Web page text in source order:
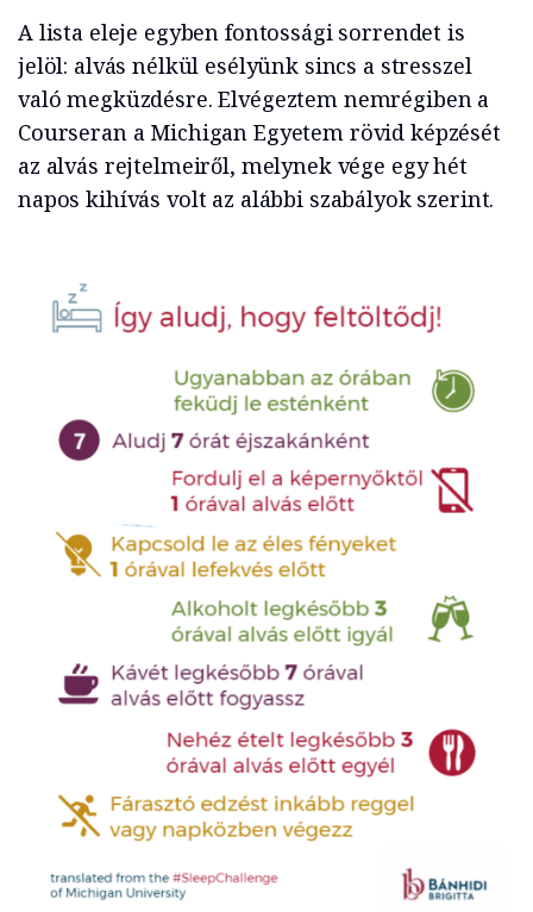
A lista eleje egyben fontossági sorrendet is
jelöl: alvás nélkül esélyünk sincs a stresszel
való megküzdésre. Elvégeztem nemrégiben a
Courseran a Michigan Egyetem rövid képzését
az alvás rejtelmeiről, melynek vége egy hét
napos kihívás volt az alábbi szabályok szerint.